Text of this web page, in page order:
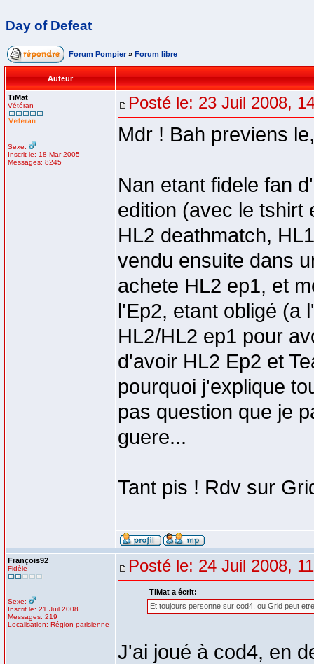
Day of Defeat
Forum Pompier » Forum libre
Auteur
TiMat
Vétéran
Sexe:
Inscrit le: 18 Mar 2005
Messages: 8245
Posté le: 23 Juil 2008,
Mdr ! Bah previens
Nan etant fidele fan
edition (avec le tshirt
HL2 deathmatch,
vendu ensuite dans
achete HL2 ep1, et
l'Ep2, etant obligé (a
HL2/HL2 ep1 pour
d'avoir HL2 Ep2 et
pourquoi j'explique
pas question que je
guere...
Tant pis ! Rdv sur
François92
Fidèle
Sexe:
Inscrit le: 21 Juil 2008
Messages: 219
Localisation: Région parisienne
Posté le: 24 Juil 2008,
TiMat a écrit:
Et toujours personne sur cod4, ou Grid peut
J'ai joué à cod4, en